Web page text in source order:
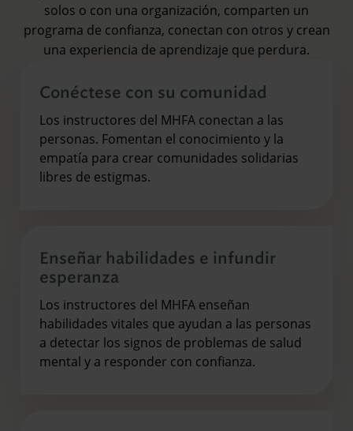
solos o con una organización, comparten un
programa de confianza, conectan con otros y crean
una experiencia de aprendizaje que perdura.
Conéctese con su comunidad
Los instructores del MHFA conectan a las
personas. Fomentan el conocimiento y la
empatía para crear comunidades solidarias
libres de estigmas.
Enseñar habilidades e infundir
esperanza
Los instructores del MHFA enseñan
habilidades vitales que ayudan a las personas
a detectar los signos de problemas de salud
mental y a responder con confianza.